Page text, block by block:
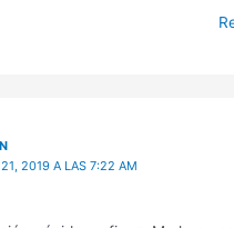
2019 A LAS 7:22 AM